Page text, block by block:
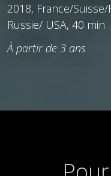
2018, France/
Russie/ USA, 40 min
À partir de 3 ans